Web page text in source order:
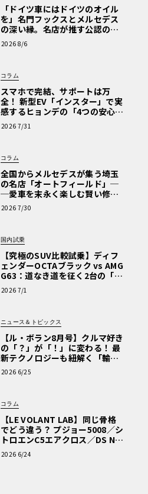
「ドイツ車にはドイツのオイル
を」名門フックスとメルセデス
の深い縁。名店が推す公認の安
心と、Cクラスで味わうシルキー
な走り〈PR〉
2026 8/6
コラム
スマホで完結、サポートは万
全！ 新型EV「インスター」で実
感するヒョンデの「4つの安心」
【第1回・ヒョンデ6つの疑問：
Why? Hyundai?】〈PR〉
2026 7/31
コラム
全国からメルセデスが集う埼玉
の名店「オートフィールド」─
─愛車を末永く楽しむ賢い修理
術と、プロがフックス製オイル
を選ぶ理由〈PR〉
2026 7/30
国内試乗
【究極のSUV比較試乗】ディフ
ェンダーOCTAブラック vs AMG
G63：道なき道を征く2台の「対
極的アプローチ」
2026 7/1
ニュース＆トピックス
【ル・ボラン8月号】クルマ好き
の「？」が「！」に変わる！ 最
新テクノロジーも紐解く「輸入
車Q&A」
2026 6/25
コラム
【LE VOLANT LAB】同じ骨格
でどう違う？ プジョー5008／シ
トロエンC5エアクロス／DS Nº4
読者一気乗りレポート
2026 6/24